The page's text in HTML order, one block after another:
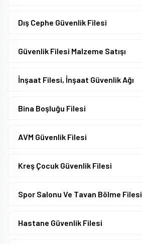
Dış Cephe Güvenlik Filesi
Güvenlik Filesi Malzeme Satışı
İnşaat Filesi, İnşaat Güvenlik Ağı
Bina Boşluğu Filesi
AVM Güvenlik Filesi
Kreş Çocuk Güvenlik Filesi
Spor Salonu Ve Tavan Bölme Filesi
Hastane Güvenlik Filesi